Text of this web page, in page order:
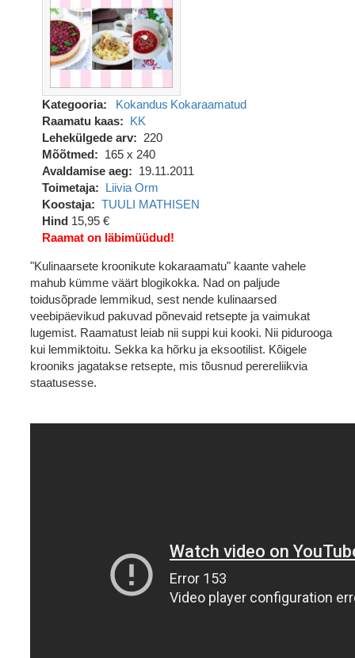
Kategooria Kokandus Kokaraamatud
Raamatu kaas
KK
Lehekülgede arv
220
Mõõtmed
165 x 240
Avaldamise aeg
19.11.2011
Toimetaja
Liivia Orm
Koostaja
TUULI MATHISEN
Hind 15,95 €
Raamat on läbimüüdud!
"Kulinaarsete kroonikute kokaraamatu" kaante vahele
mahub kümme väärt blogikokka. Nad on paljude
toidusõprade lemmikud, sest nende kulinaarsed
veebipäevikud pakuvad põnevaid retsepte ja vaimukat
lugemist. Raamatust leiab nii suppi kui kooki. Nii pidurooga
kui lemmiktoitu. Sekka ka hõrku ja eksootilist. Kõigele
krooniks jagatakse retsepte, mis tõusnud perereliikvia
staatusesse.